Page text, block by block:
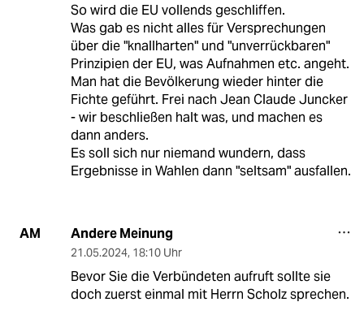
So wird die EU vollends geschliffen.
Was gab es nicht alles für Versprechungen
über die "knallharten" und "unverrückbaren"
Prinzipien der EU, was Aufnahmen etc. angeht.
Man hat die Bevölkerung wieder hinter die
Fichte geführt. Frei nach Jean Claude Juncker
- wir beschließen halt was, und machen es
dann anders.
Es soll sich nur niemand wundern, dass
Ergebnisse in Wahlen dann "seltsam" ausfallen.
AM Andere Meinung
21.05.2024, 18:10 Uhr
Bevor Sie die Verbündeten aufruft sollte sie
doch zuerst einmal mit Herrn Scholz sprechen.